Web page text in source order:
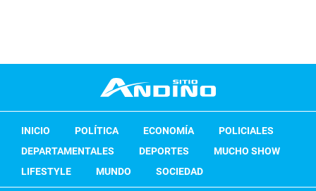
INICIO POLÍTICA ECONOMÍA
POLICIALES
DEPARTAMENTALES
DEPORTES
MUCHO SHOW
LIFESTYLE
MUNDO SOCIEDAD